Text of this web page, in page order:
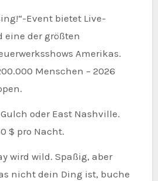
Event bietet Live-
der größten
Amerikas.
Menschen – 2026
oder East Nashville.
$ pro Nacht.
wird wild. Spaßig, aber
nicht dein Ding ist, buche